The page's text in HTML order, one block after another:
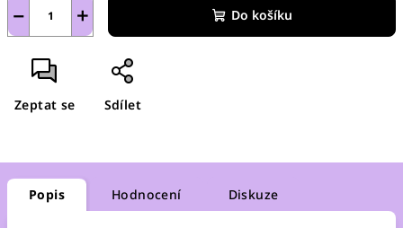
+
− Do košíku
Zeptat se Sdílet
Popis Hodnocení Diskuze